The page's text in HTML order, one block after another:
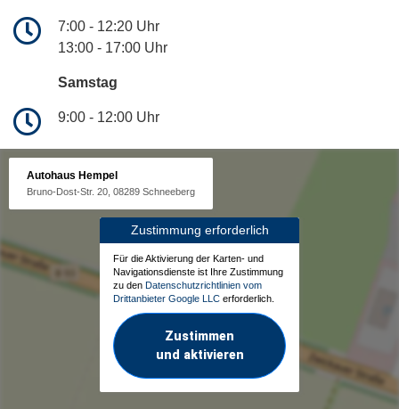
7:00 - 12:20 Uhr
13:00 - 17:00 Uhr
Samstag
9:00 - 12:00 Uhr
Autohaus Hempel
Bruno-Dost-Str. 20, 08289 Schneeberg
Zustimmung erforderlich
Für die Aktivierung der Karten- und
Navigationsdienste ist Ihre Zustimmung
zu den Datenschutzrichtlinien vom
Drittanbieter Google LLC erforderlich.
Zustimmen
und aktivieren